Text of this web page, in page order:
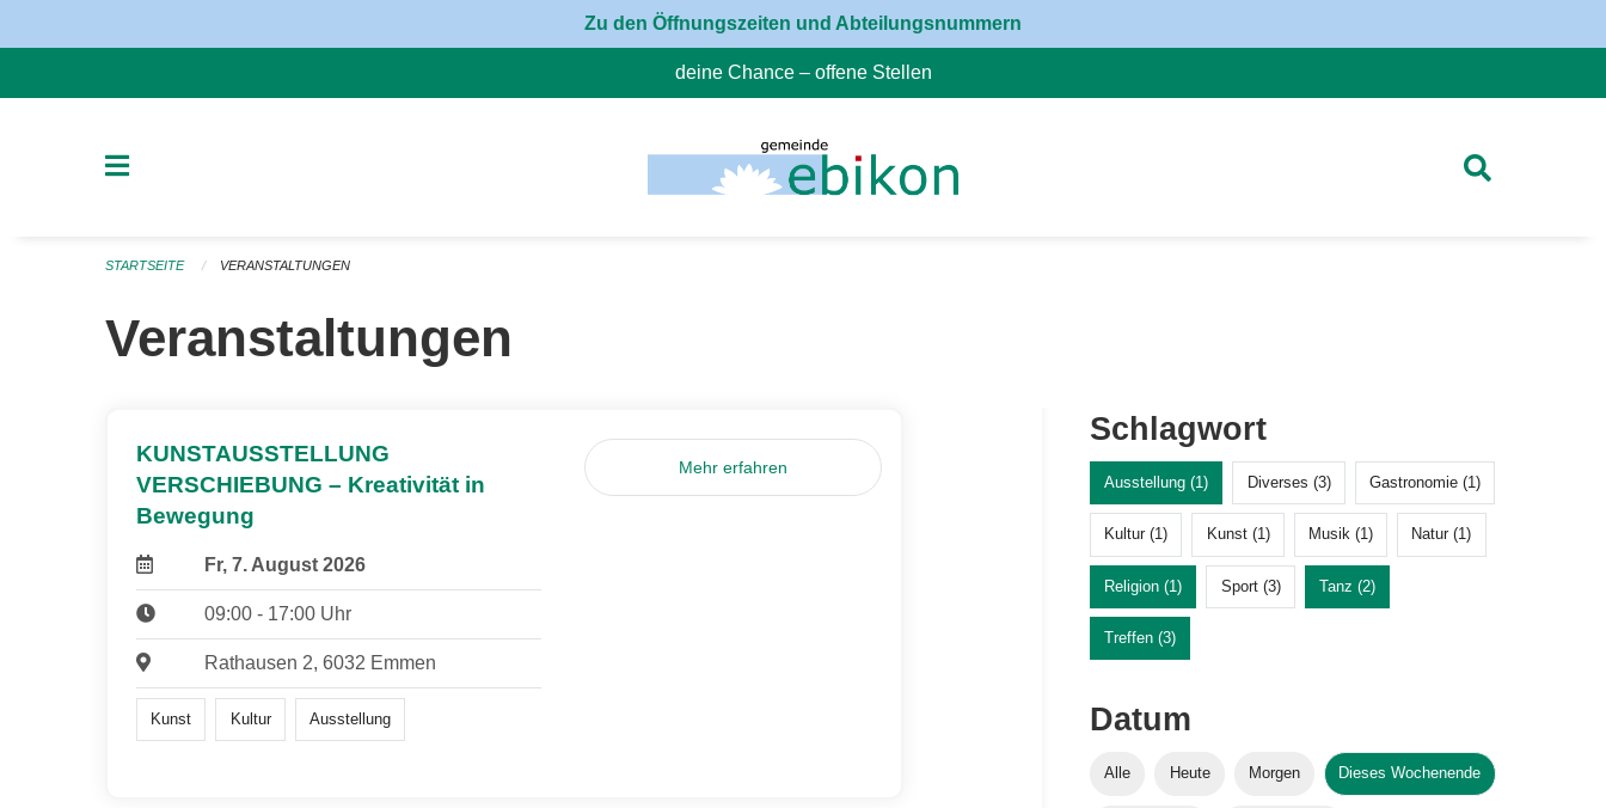
Zu den Öffnungszeiten und Abteilungsnummern
deine Chance – offene Stellen
STARTSEITE VERANSTALTUNGEN
Veranstaltungen
KUNSTAUSSTELLUNG
VERSCHIEBUNG – Kreativität in
Bewegung
Fr, 7. August 2026
09:00 - 17:00 Uhr
Rathausen 2, 6032 Emmen
Kunst Kultur Ausstellung
Mehr erfahren
Schlagwort
Ausstellung (1) Diverses (3) Gastronomie (1)
Kultur (1) Kunst (1) Musik (1) Natur (1)
Religion (1) Sport (3) Tanz (2)
Treffen (3)
Datum
Alle Heute Morgen Dieses Wochenende